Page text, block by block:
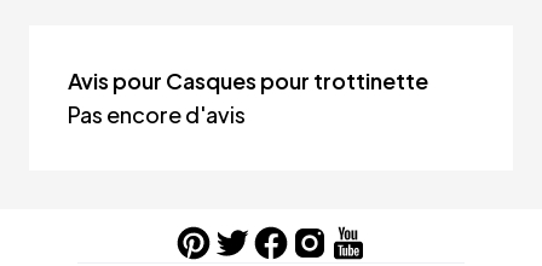
Avis pour Casques pour trottinette
Pas encore d'avis